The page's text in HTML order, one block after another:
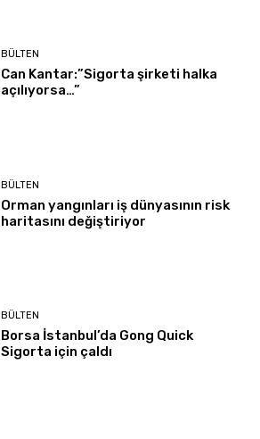
BÜLTEN
Can Kantar:”Sigorta şirketi halka
açılıyorsa…”
BÜLTEN
Orman yangınları iş dünyasının risk
haritasını değiştiriyor
BÜLTEN
Borsa İstanbul’da Gong Quick
Sigorta için çaldı